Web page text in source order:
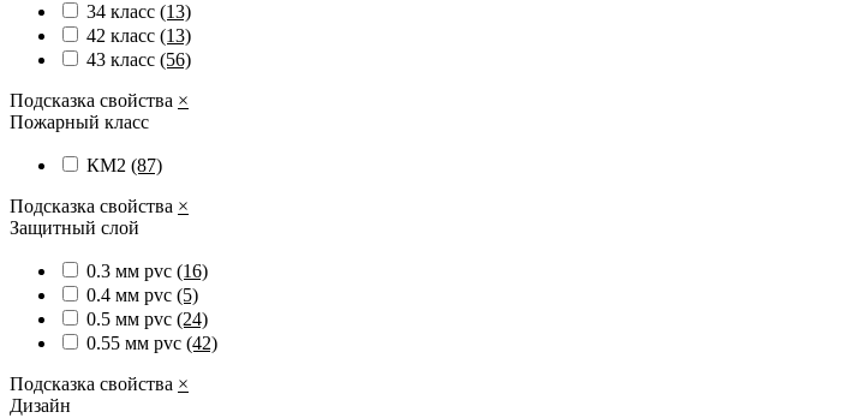
34 класс (13)
42 класс (13)
43 класс (56)
Подсказка свойства ×
Пожарный класс
КМ2 (87)
Подсказка свойства ×
Защитный слой
0.3 мм pvc (16)
0.4 мм pvc (5)
0.5 мм pvc (24)
0.55 мм pvc (42)
Подсказка свойства ×
Дизайн